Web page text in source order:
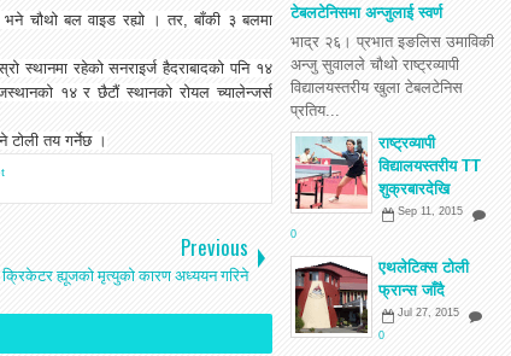
चौथो बल वाइड रह्यो । तर, बाँकी ३ बलमा
रहेको सनराइर्ज हैदराबादको पनि १४
१४ र छैटौं स्थानको रोयल च्यालेन्जर्स
टोली तय गर्नेछ ।
Previous
क्रिकेटर ह्यूजको मृत्युको कारण अध्ययन गरिने
टेबलटेनिसमा अन्जुलाई स्वर्ण
भाद्र २६। प्रभात इङलिस उमाविकी
अन्जु सुवालले चौथो राष्ट्रव्यापी
विद्यालयस्तरीय खुला टेबलटेनिस
प्रतिय...
राष्ट्रव्यापी
विद्यालयस्तरीय TT
शुक्रबारदेखि
Sep 11, 2015
0
एथलेटिक्स टोली
फ्रान्स जाँदै
Jul 27, 2015
0